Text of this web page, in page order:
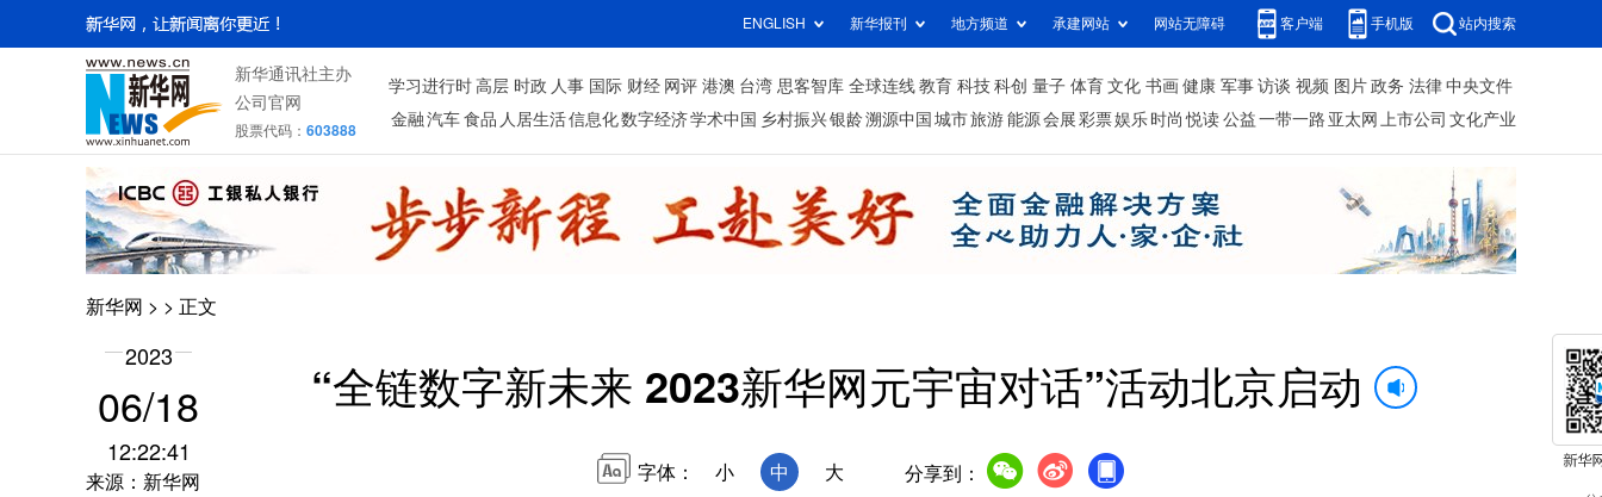
ENGLISH 新华报刊 地方频道 承建网站 网站无障碍 客户端 手机版 站内搜索
新华通讯社主办
公司官网
股票代码： 603888
学习进行时 高层 时政 人事 国际 财经 网评 港澳 台湾 思客智库 全球连线 教育 科技 科创 量子 体育 文化 书画 健康 军事 访谈 视频 图片 政务 法律 中央文件
金融 汽车 食品 人居生活信息化数字经济学术中国 乡村振兴银龄溯源中国 城市旅游 能源 会展 彩票娱乐 时尚 悦读 公益 一带一路 亚太网 上市公司 文化产业
新华网 > > 正文
2023
06/18
12:22:41
来源：新华网
“全链数字新未来 2023新华网元宇宙对话”活动北京启动
字体： 小 中 大 分享到：